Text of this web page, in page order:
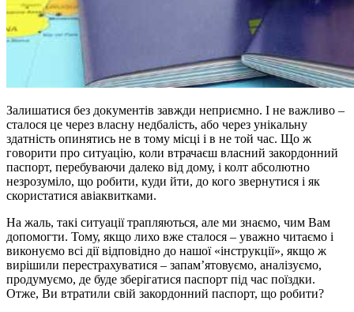
Залишатися без документів завжди неприємно. І не важливо –
сталося це через власну недбалість, або через унікальну
здатність опинятись не в тому місці і в не той час. Що ж
говорити про ситуацію, коли втрачаєш власний закордонний
паспорт, перебуваючи далеко від дому, і колт абсолютно
незрозуміло, що робити, куди йти, до кого звернутися і як
скористатися авіаквитками.
На жаль, такі ситуації трапляються, але ми знаємо, чим Вам
допомогти. Тому, якщо лихо вже сталося – уважно читаємо і
виконуємо всі дії відповідно до нашої «інструкції», якщо ж
вирішили перестрахуватися – запам’ятовуємо, аналізуємо,
продумуємо, де буде зберігатися паспорт під час поїздки.
Отже, Ви втратили свій закордонний паспорт, що робити?